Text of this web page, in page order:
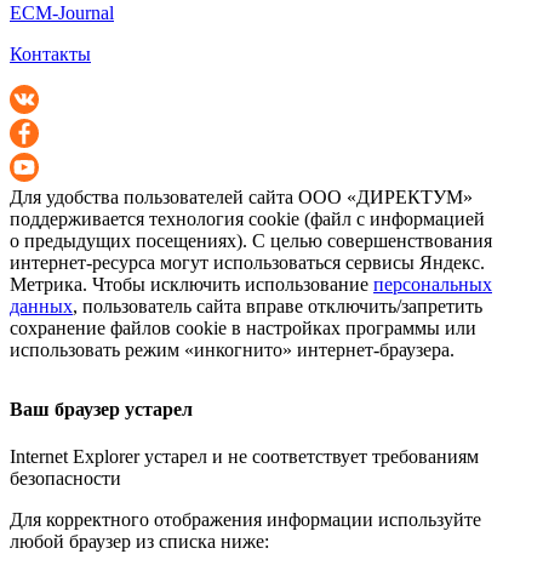
ECM-Journal
Контакты
Для удобства пользователей сайта ООО «ДИРЕКТУМ»
поддерживается технология cookie (файл с информацией
о предыдущих посещениях). С целью совершенствования
интернет-ресурса могут использоваться сервисы Яндекс.
Метрика. Чтобы исключить использование персональных
данных, пользователь сайта вправе отключить/запретить
сохранение файлов cookie в настройках программы или
использовать режим «инкогнито» интернет-браузера.
Ваш браузер устарел
Internet Explorer устарел и не соответствует требованиям
безопасности
Для корректного отображения информации используйте
любой браузер из списка ниже: